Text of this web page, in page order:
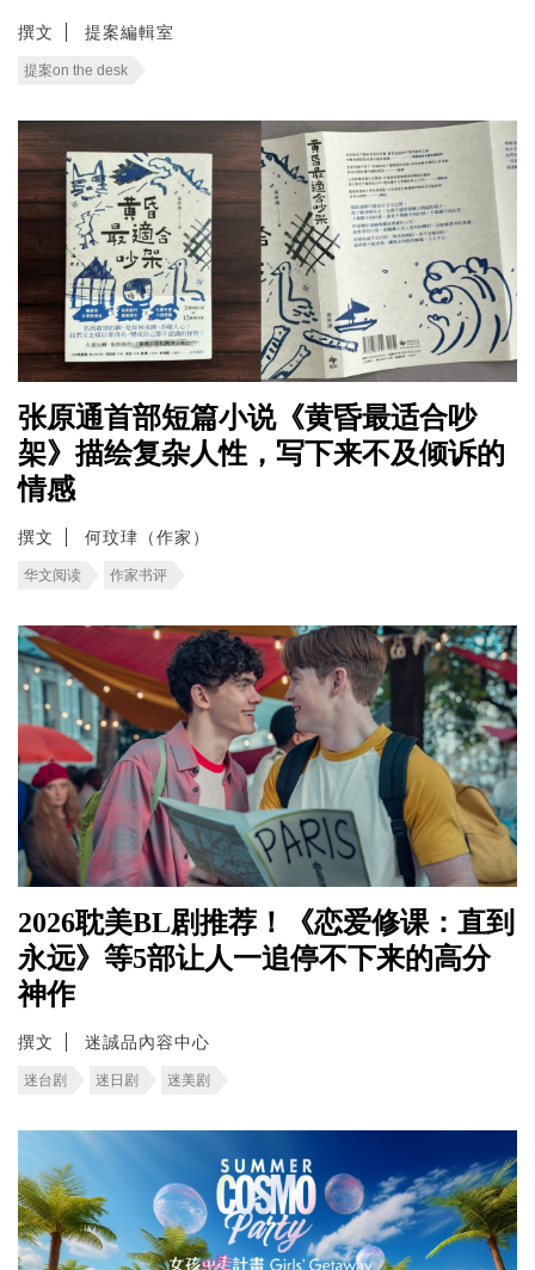
撰文 提案編輯室
提案on the desk
张原通首部短篇小说《黄昏最适合吵
架》描绘复杂人性，写下来不及倾诉的
情感
撰文 何玟珒（作家）
华文阅读 作家书评
2026耽美BL剧推荐！《恋爱修课：直到
永远》等5部让人一追停不下来的高分
神作
撰文 迷誠品內容中心
迷台剧 迷日剧 迷美剧